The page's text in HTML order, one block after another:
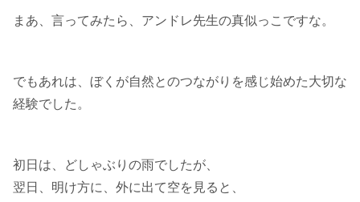
まあ、言ってみたら、アンドレ先生の真似っこですな。
でもあれは、ぼくが自然とのつながりを感じ始めた大切な
経験でした。
初日は、どしゃぶりの雨でしたが、
翌日、明け方に、外に出て空を見ると、